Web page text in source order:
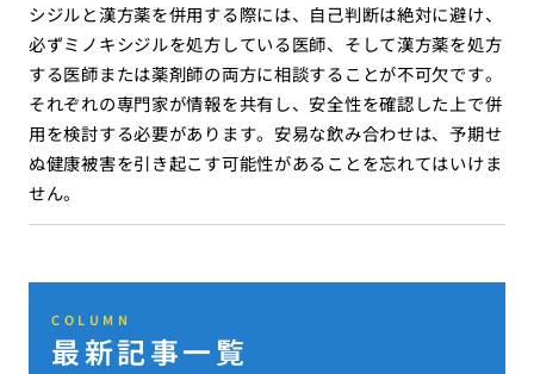
シジルと漢方薬を併用する際には、自己判断は絶対に避け、
必ずミノキシジルを処方している医師、そして漢方薬を処方
する医師または薬剤師の両方に相談することが不可欠です。
それぞれの専門家が情報を共有し、安全性を確認した上で併
用を検討する必要があります。安易な飲み合わせは、予期せ
ぬ健康被害を引き起こす可能性があることを忘れてはいけま
せん。
COLUMN
最新記事一覧